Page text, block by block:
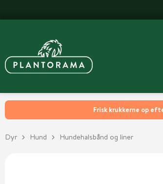
Frisk krukkerne op
Dyr Hund Hundehalsbånd og liner